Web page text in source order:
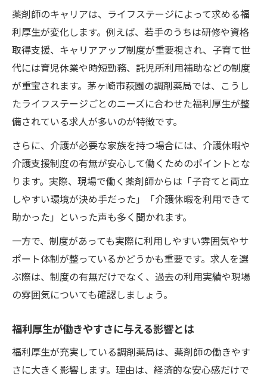
薬剤師のキャリアは、ライフステージによって求める福
利厚生が変化します。例えば、若手のうちは研修や資格
取得支援、キャリアアップ制度が重要視され、子育て世
代には育児休業や時短勤務、託児所利用補助などの制度
が重宝されます。茅ヶ崎市萩園の調剤薬局では、こうし
たライフステージごとのニーズに合わせた福利厚生が整
備されている求人が多いのが特徴です。
さらに、介護が必要な家族を持つ場合には、介護休暇や
介護支援制度の有無が安心して働くためのポイントとな
ります。実際、現場で働く薬剤師からは「子育てと両立
しやすい環境が決め手だった」「介護休暇を利用できて
助かった」といった声も多く聞かれます。
一方で、制度があっても実際に利用しやすい雰囲気やサ
ポート体制が整っているかどうかも重要です。求人を選
ぶ際は、制度の有無だけでなく、過去の利用実績や現場
の雰囲気についても確認しましょう。
福利厚生が働きやすさに与える影響とは
福利厚生が充実している調剤薬局は、薬剤師の働きやす
さに大きく影響します。理由は、経済的な安心感だけで